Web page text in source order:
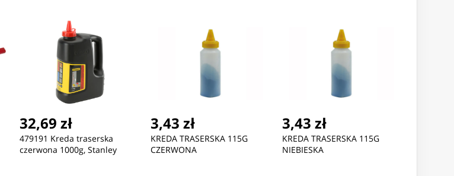
32,69 zł
479191 Kreda traserska
czerwona 1000g, Stanley
3,43 zł
KREDA TRASERSKA 115G
CZERWONA
3,43 zł
KREDA TRASERSKA 115G
NIEBIESKA